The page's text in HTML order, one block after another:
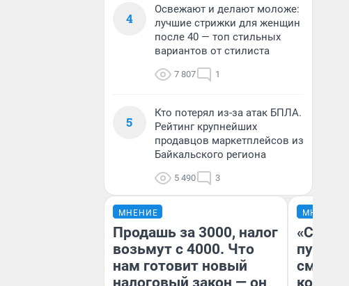
4
Освежают и делают моложе:
лучшие стрижки для женщин
после 40 — топ стильных
вариантов от стилиста
7 807 1
5
Кто потерял из-за атак БПЛА.
Рейтинг крупнейших
продавцов маркетплейсов из
Байкальского региона
5 490 3
МНЕНИЕ
Продашь за 3000, налог
возьмут с 4000. Что
нам готовит новый
налоговый закон — он
МНЕНИЕ